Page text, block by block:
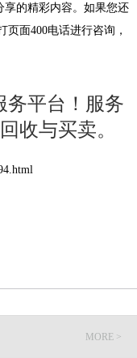
享的精彩内容。如果您还
面400电话进行咨询，
MORE >